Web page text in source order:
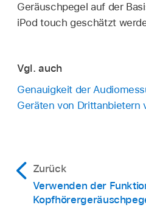
Geräuschpegel auf der
iPod touch geschätzt
Vgl. auch
Genauigkeit der
Geräten von Drittanbietern
Zurück
Verwenden der